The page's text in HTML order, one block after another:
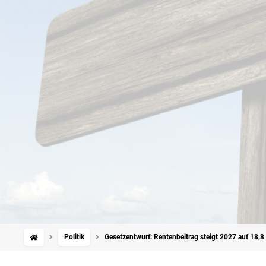
Politik Gesetzentwurf: Rentenbeitrag steigt 2027 auf